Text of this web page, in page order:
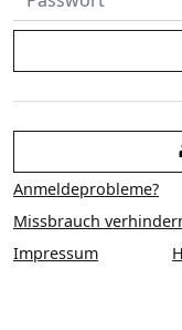
Anmeldeprobleme?
Missbrauch
Impressum